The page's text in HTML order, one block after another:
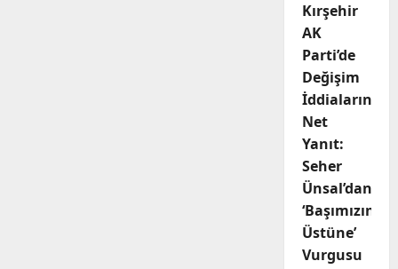
Kırşehir
AK
Parti’de
Değişim
İddialarına
Net
Yanıt:
Seher
Ünsal’dan
‘Başımızın
Üstüne’
Vurgusu